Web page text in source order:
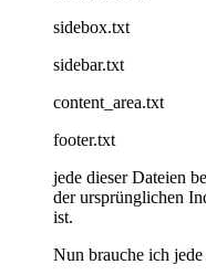
sidebox.txt
sidebar.txt
content_area.txt
footer.txt
jede dieser Dateien
der ursprünglichen
ist.
Nun brauche ich